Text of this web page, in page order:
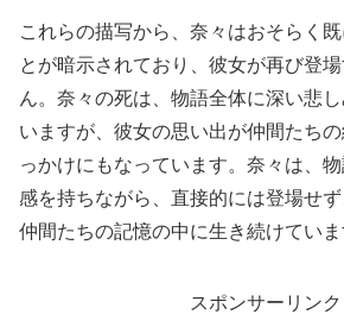
これらの描写から、奈々はおそらく
とが暗示されており、彼女が再び登
ん。奈々の死は、物語全体に深い悲
いますが、彼女の思い出が仲間たち
っかけにもなっています。奈々は、
感を持ちながら、直接的には登場せ
仲間たちの記憶の中に生き続けていま
スポンサーリンク